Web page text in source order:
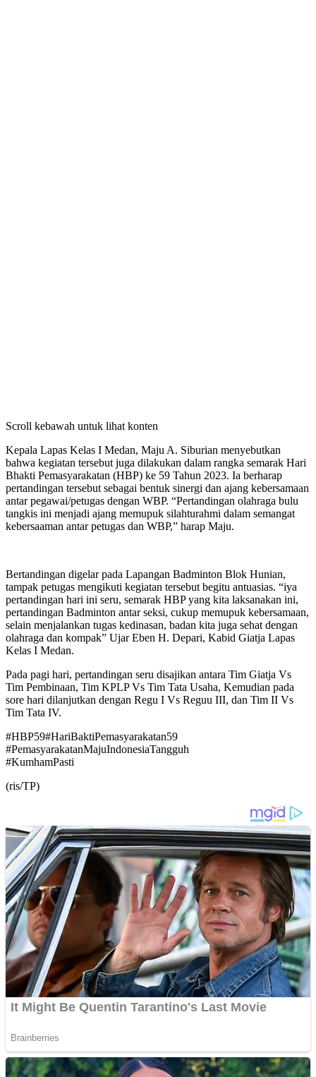
Scroll kebawah untuk lihat konten
Kepala Lapas Kelas I Medan, Maju A. Siburian menyebutkan
bahwa kegiatan tersebut juga dilakukan dalam rangka semarak Hari
Bhakti Pemasyarakatan (HBP) ke 59 Tahun 2023. Ia berharap
pertandingan tersebut sebagai bentuk sinergi dan ajang kebersamaan
antar pegawai/petugas dengan WBP. “Pertandingan olahraga bulu
tangkis ini menjadi ajang memupuk silahturahmi dalam semangat
kebersaaman antar petugas dan WBP,” harap Maju.
Bertandingan digelar pada Lapangan Badminton Blok Hunian,
tampak petugas mengikuti kegiatan tersebut begitu antuasias. “iya
pertandingan hari ini seru, semarak HBP yang kita laksanakan ini,
pertandingan Badminton antar seksi, cukup memupuk kebersamaan,
selain menjalankan tugas kedinasan, badan kita juga sehat dengan
olahraga dan kompak” Ujar Eben H. Depari, Kabid Giatja Lapas
Kelas I Medan.
Pada pagi hari, pertandingan seru disajikan antara Tim Giatja Vs
Tim Pembinaan, Tim KPLP Vs Tim Tata Usaha, Kemudian pada
sore hari dilanjutkan dengan Regu I Vs Reguu III, dan Tim II Vs
Tim Tata IV.
#HBP59#HariBaktiPemasyarakatan59
#PemasyarakatanMajuIndonesiaTangguh
#KumhamPasti
(ris/TP)